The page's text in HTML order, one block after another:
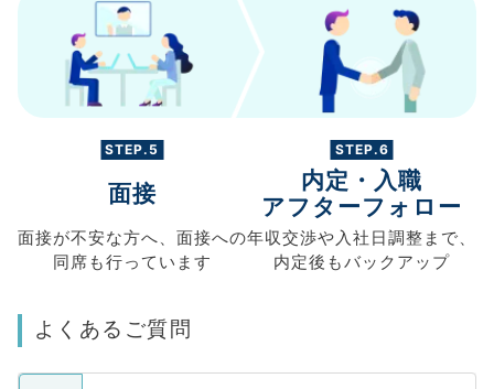
STEP.5
面接
面接が不安な方へ、 面接への
同席も行っています
STEP.6
内定・入職
アフターフォロー
年収交渉や入社日調整まで、
内定後もバックアップ
よくあるご質問